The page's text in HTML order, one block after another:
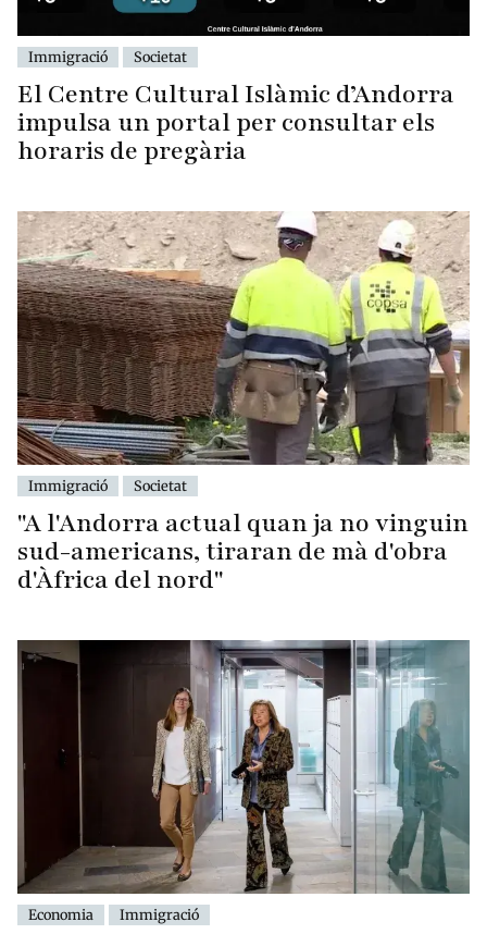
Immigració Societat
El Centre Cultural Islàmic d’Andorra
impulsa un portal per consultar els
horaris de pregària
Immigració Societat
"A l'Andorra actual quan ja no vinguin
sud-americans, tiraran de mà d'obra
d'Àfrica del nord"
Economia Immigració